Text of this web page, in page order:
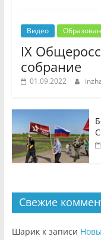
Видео
IX
собрание
01.09.2022
Свежие
Шарикк записи